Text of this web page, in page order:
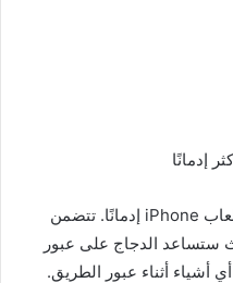
Crossy Road هي واحدة من أكثر ألعاب iPhone إدمانًا. تتضمن
ستساعد الدجاج على عبور
أشياء أثناء عبور الطريق.